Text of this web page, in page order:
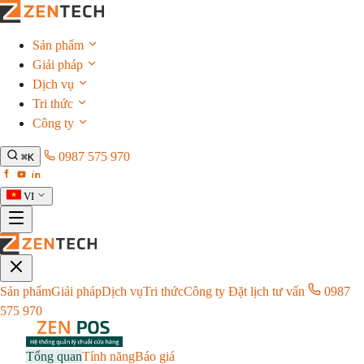
Sản phẩm
Giải pháp
Dịch vụ
Tri thức
Công ty
⌘K 0987 575 970
VI
Sản phẩmGiải phápDịch vụTri thứcCông ty Đặt lịch tư vấn
0987
575 970
Tổng quanTính năngBáo giá